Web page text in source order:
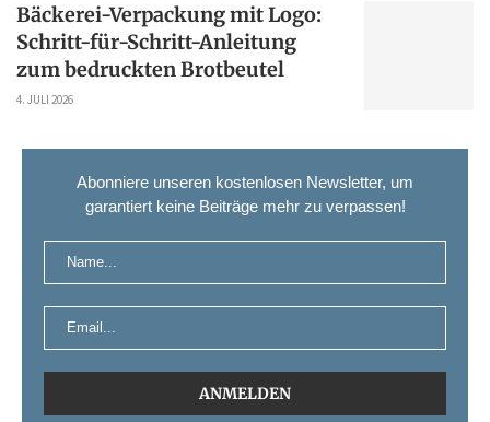
Bäckerei-Verpackung mit Logo:
Schritt-für-Schritt-Anleitung
zum bedruckten Brotbeutel
4. JULI 2026
Abonniere unseren kostenlosen Newsletter, um
garantiert keine Beiträge mehr zu verpassen!